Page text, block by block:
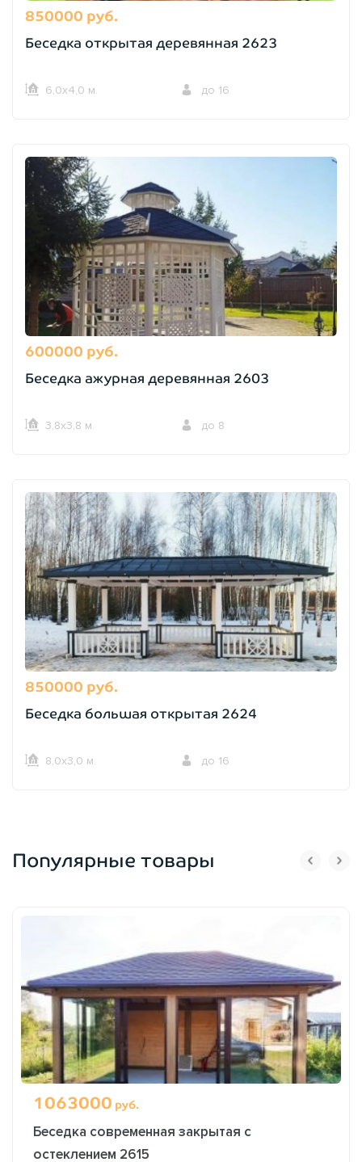
850000 руб.
Беседка открытая деревянная 2623
6,0х4,0 м. до 16
600000 руб.
Беседка ажурная деревянная 2603
3,8х3,8 м. до 8
850000 руб.
Беседка большая открытая 2624
8,0х3,0 м. до 16
Популярные товары
1063000 руб.
Беседка современная закрытая с
остеклением 2615